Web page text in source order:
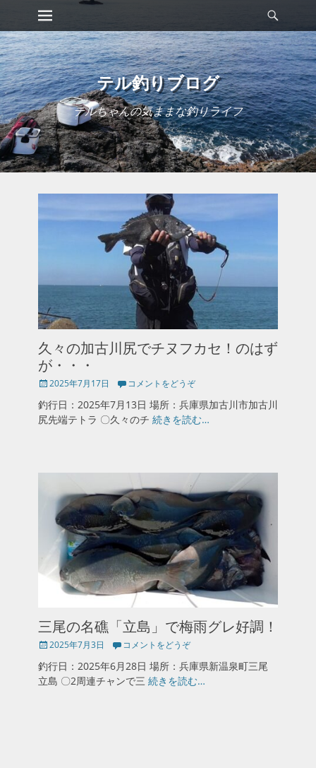
テ
ン
ツ
へ
ス
キ
ッ
プ
メインメニュー
テル釣りブログ
テルちゃんの気ままな釣りライフ
久々の加古川尻でチヌフカセ！のはず
が・・・
投
日
2025年7月17日 コメントをどうぞ
釣行日：2025年7月13日 場所：兵庫県加古川市加古川
尻先端テトラ 〇久々のチ 続きを読む…
三尾の名礁「立島」で梅雨グレ好調！
投
日
2025年7月3日 コメントをどうぞ
釣行日：2025年6月28日 場所：兵庫県新温泉町三尾
立島 〇2周連チャンで三 続きを読む…